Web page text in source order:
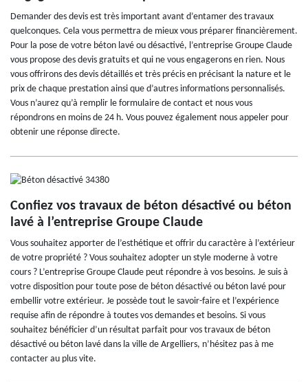
Demander des devis est très important avant d’entamer des travaux
quelconques. Cela vous permettra de mieux vous préparer financièrement.
Pour la pose de votre béton lavé ou désactivé, l’entreprise Groupe Claude
vous propose des devis gratuits et qui ne vous engagerons en rien. Nous
vous offrirons des devis détaillés et très précis en précisant la nature et le
prix de chaque prestation ainsi que d’autres informations personnalisés.
Vous n’aurez qu’à remplir le formulaire de contact et nous vous
répondrons en moins de 24 h. Vous pouvez également nous appeler pour
obtenir une réponse directe.
Confiez vos travaux de béton désactivé ou béton
lavé à l’entreprise Groupe Claude
Vous souhaitez apporter de l’esthétique et offrir du caractère à l’extérieur
de votre propriété ? Vous souhaitez adopter un style moderne à votre
cours ? L’entreprise Groupe Claude peut répondre à vos besoins. Je suis à
votre disposition pour toute pose de béton désactivé ou béton lavé pour
embellir votre extérieur. Je possède tout le savoir-faire et l’expérience
requise afin de répondre à toutes vos demandes et besoins. Si vous
souhaitez bénéficier d’un résultat parfait pour vos travaux de béton
désactivé ou béton lavé dans la ville de Argelliers, n’hésitez pas à me
contacter au plus vite.